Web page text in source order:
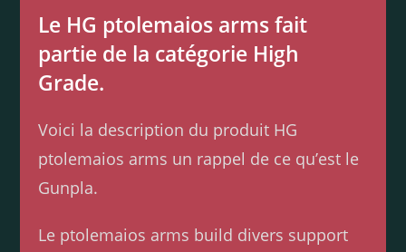
Le HG ptolemaios arms fait
partie de la catégorie High
Grade.
Voici la description du produit HG
ptolemaios arms un rappel de ce qu’est le
Gunpla.
Le ptolemaios arms build divers support